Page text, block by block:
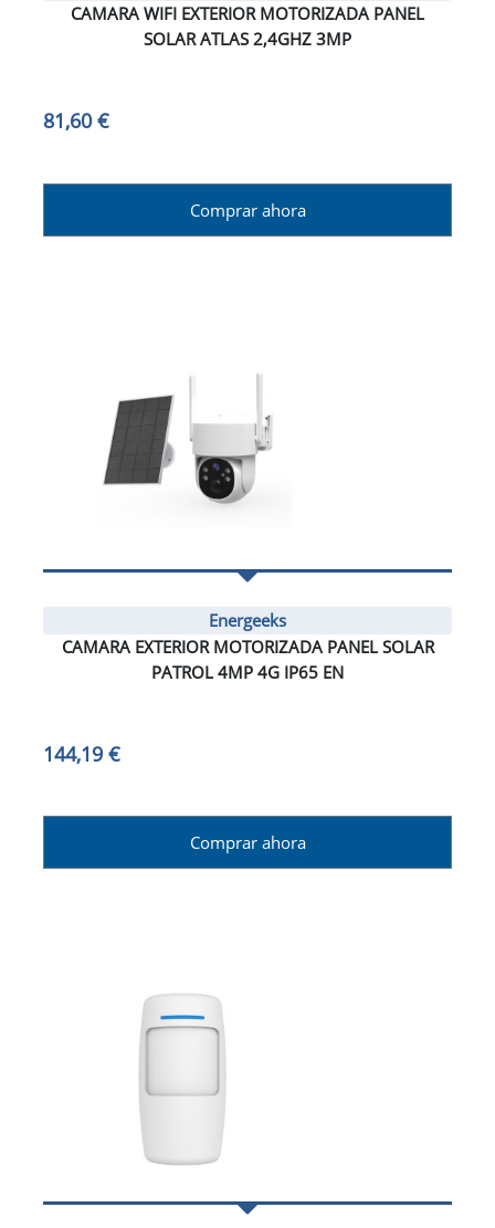
CAMARA WIFI EXTERIOR MOTORIZADA PANEL
SOLAR ATLAS 2,4GHZ 3MP
81,60 €
Comprar ahora
Energeeks
CAMARA EXTERIOR MOTORIZADA PANEL SOLAR
PATROL 4MP 4G IP65 EN
144,19 €
Comprar ahora